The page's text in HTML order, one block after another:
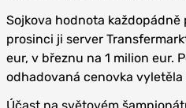
Sojkova hodnota
prosinci ji server
eur, v březnu na 1 milion eur.
odhadovaná cenovka vyletěla